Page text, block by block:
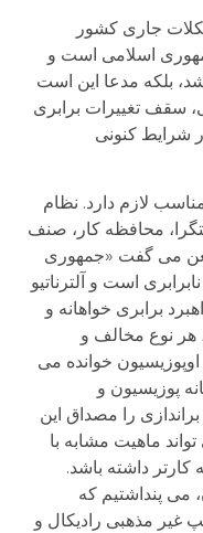
جاری کشور
اسلامی است و
بلکه مدعا این است
سقف تغییرات برابری
شرایط کنونی
لازم دارد. نظام
محافظه کار، صنف
می گفت «جمهوری
است و آلترناتیو
برابری خواهانه و
هر نوع مخالف و
خوانده می
پوزیسیون و
را مصداق این
ماهیت مشابه با
داشته باشد.
می پنداشتیم که
مذهبی رادیکال و